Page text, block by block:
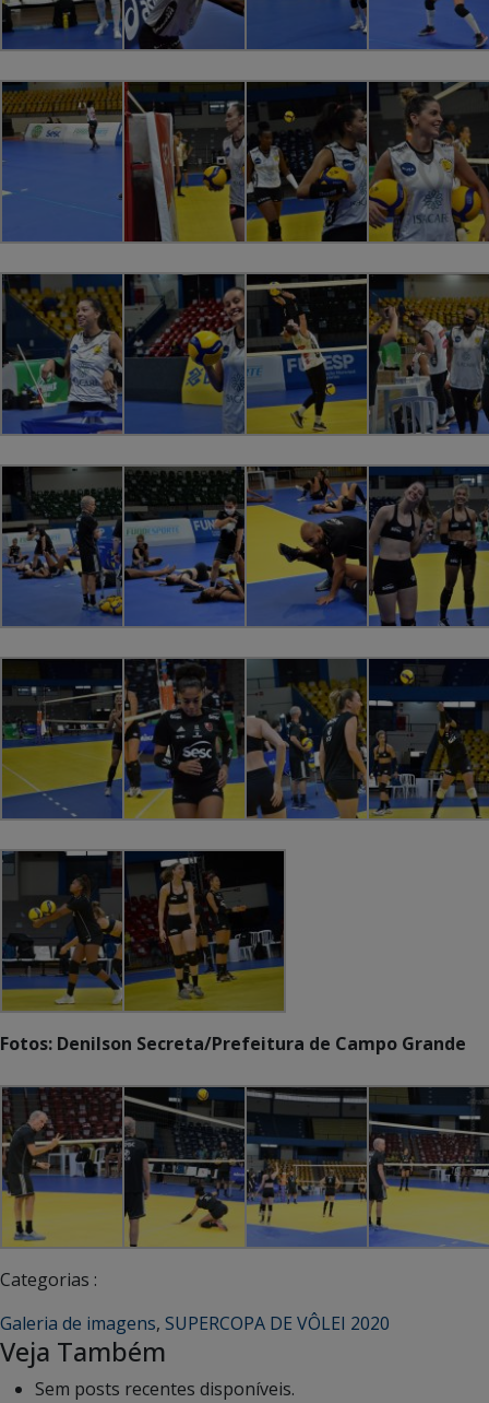
Fotos: Denilson Secreta/Prefeitura de Campo Grande
Categorias :
Galeria de imagens, SUPERCOPA DE VÔLEI 2020
Veja Também
Sem posts recentes disponíveis.